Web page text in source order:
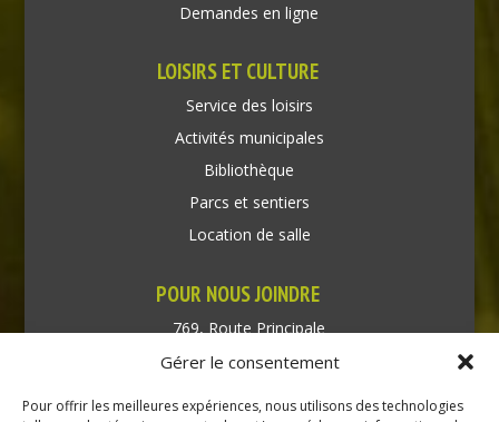
Gérer le consentement
Pour offrir les meilleures expériences, nous utilisons des technologies
Demandes en ligne
LOISIRS ET CULTURE
Service des loisirs
Activités municipales
Bibliothèque
Parcs et sentiers
Location de salle
POUR NOUS JOINDRE
769, Route Principale
Très-Saint-Rédempteur